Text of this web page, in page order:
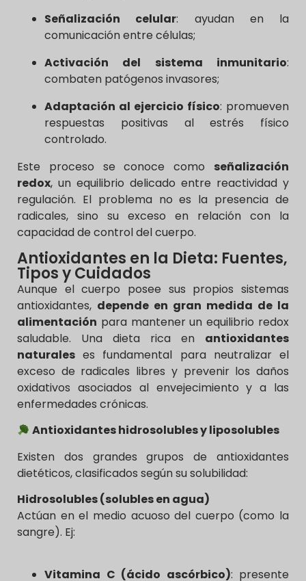
Señalización celular: ayudan en la
comunicación entre células;
Activación del sistema inmunitario:
combaten patógenos invasores;
Adaptación al ejercicio físico: promueven
respuestas positivas al estrés físico
controlado.
Este proceso se conoce como señalización
redox, un equilibrio delicado entre reactividad y
regulación. El problema no es la presencia de
radicales, sino su exceso en relación con la
capacidad de control del cuerpo.
Antioxidantes en la Dieta: Fuentes,
Tipos y Cuidados
Aunque el cuerpo posee sus propios sistemas
antioxidantes, depende en gran medida de la
alimentación para mantener un equilibrio redox
saludable. Una dieta rica en antioxidantes
naturales es fundamental para neutralizar el
exceso de radicales libres y prevenir los daños
oxidativos asociados al envejecimiento y a las
enfermedades crónicas.
Antioxidantes hidrosolubles y liposolubles
Existen dos grandes grupos de antioxidantes
dietéticos, clasificados según su solubilidad:
Hidrosolubles (solubles en agua)
Actúan en el medio acuoso del cuerpo (como la
sangre). Ej:
Vitamina C (ácido ascórbico): presente